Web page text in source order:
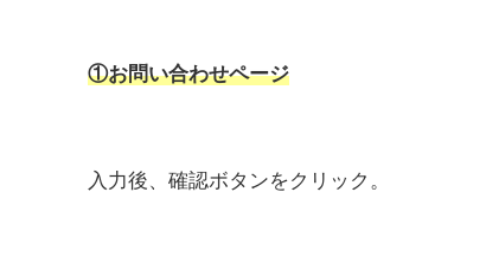
①お問い合わせページ
入力後、確認ボタンをクリック。